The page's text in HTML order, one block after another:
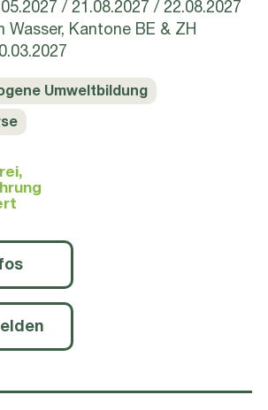
21.08.2027
22.08.2027
Wasser, Kantone BE & ZH
Umweltbildung